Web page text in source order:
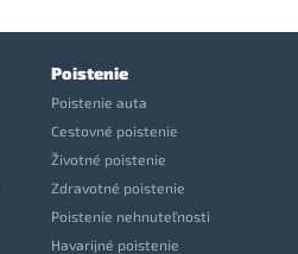
Poistenie
Poistenie auta
Cestovné poistenie
Životné poistenie
Zdravotné poistenie
Poistenie nehnuteľnosti
Havarijné poistenie